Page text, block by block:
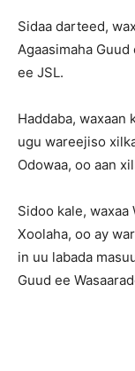
Sidaa darteed,
Agaasimaha Guud
ee JSL.
Haddaba, waxaan
ugu wareejiso
Odowaa, oo aan
Sidoo kale, waxaa
Xoolaha, oo ay
in uu labada
Guud ee